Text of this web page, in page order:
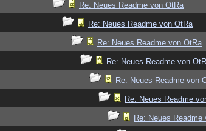
Re: Neues Readme von OtRa
Re: Neues Readme von OtRa
Re: Neues Readme von OtRa
Re: Neues Readme von
Re: Neues Readme von
Re: Neues Readme
Re: Neues Readme